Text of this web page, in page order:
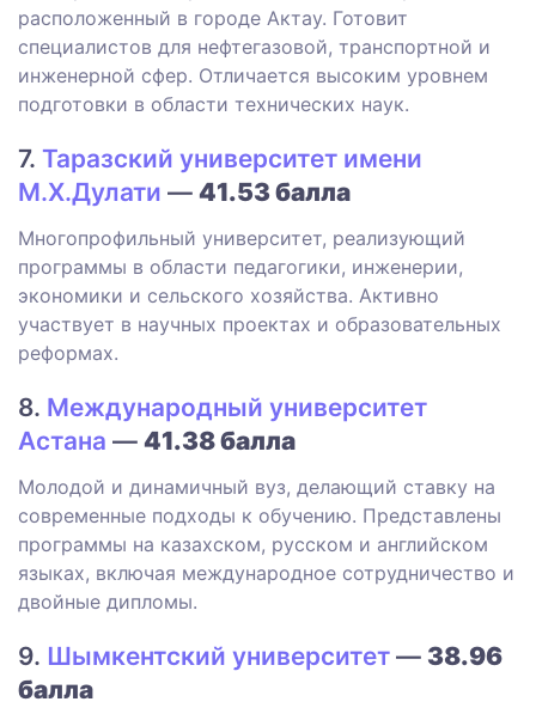
расположенный в городе Актау. Готовит
специалистов для нефтегазовой, транспортной и
инженерной сфер. Отличается высоким уровнем
подготовки в области технических наук.
7. Таразский университет имени
М.Х.Дулати — 41.53 балла
Многопрофильный университет, реализующий
программы в области педагогики, инженерии,
экономики и сельского хозяйства. Активно
участвует в научных проектах и образовательных
реформах.
8. Международный университет
Астана — 41.38 балла
Молодой и динамичный вуз, делающий ставку на
современные подходы к обучению. Представлены
программы на казахском, русском и английском
языках, включая международное сотрудничество и
двойные дипломы.
9. Шымкентский университет — 38.96
балла